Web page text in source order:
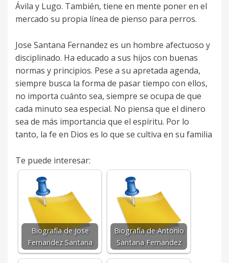
Ávila y Lugo. También, tiene en mente poner en el
mercado su propia línea de pienso para perros.
Jose Santana Fernandez es un hombre afectuoso y
disciplinado. Ha educado a sus hijos con buenas
normas y principios. Pese a su apretada agenda,
siempre busca la forma de pasar tiempo con ellos,
no importa cuánto sea, siempre se ocupa de que
cada minuto sea especial. No piensa que el dinero
sea de más importancia que el espíritu. Por lo
tanto, la fe en Dios es lo que se cultiva en su familia
Te puede interesar:
Biografía de Jose
Fernandez Santana
Biografía de Antonio
Santana Fernandez